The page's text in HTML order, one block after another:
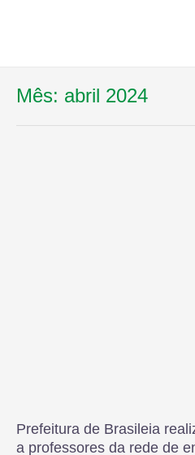
Mês: abril 2024
Prefeitura de Brasileia
a professores da rede de